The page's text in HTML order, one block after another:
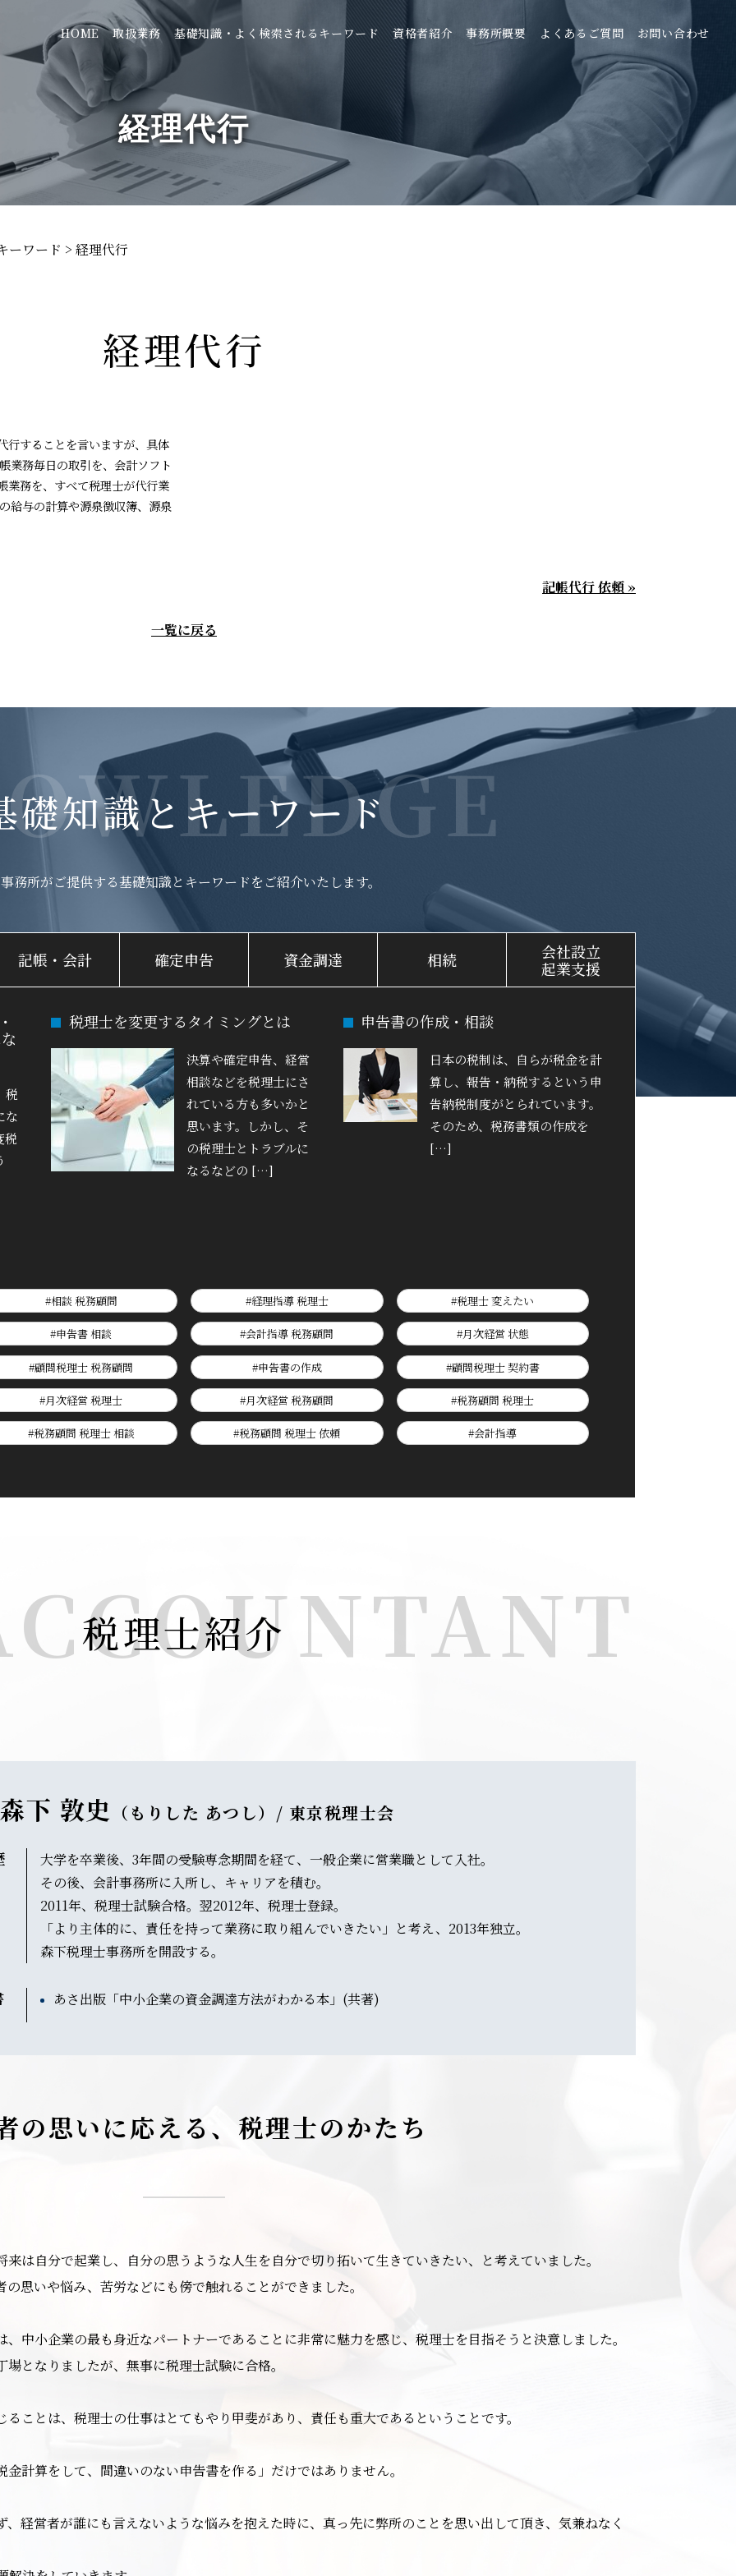
HOME 取扱業務 基礎知識・よく検索されるキーワード 資格者紹介 事務所概要 よくあるご質問 お問い合わせ
経理代行
ーワード > 経理代行
経理代行
行することを言いますが、具体
業務毎日の取引を、会計ソフト
業務を、すべて税理士が代行業
給与の計算や源泉徴収簿、源泉
記帳代行 依頼 »
一覧に戻る
礎知識とキーワード
務所がご提供する基礎知識と キーワードをご紹介いたします。
記帳・会計 確定申告 資金調達 相続
会社設立
起業支援
税
な
税
税理士を変更するタイミングとは
決算や確定申告、経営
相談などを税理士にさ
れている方も多いかと
思います。しかし、そ
の税理士とトラブルに
なるなどの […]
申告書の作成・相談
日本の税制は、自らが税金を計
算し、報告・納税するという申
告納税制度がとられています。
そのため、税務書類の作成を
[…]
#相談 税務顧問 #経理指導 税理士 #税理士 変えたい
#申告書 相談 #会計指導 税務顧問 #月次経営 状態
#顧問税理士 税務顧問 #申告書の作成 #顧問税理士 契約書
#月次経営 税理士 #月次経営 税務顧問 #税務顧問 税理士
#税務顧問 税理士 相談 #税務顧問 税理士 依頼 #会計指導
税理士紹介
森下 敦史 （もりした あつし）/ 東京税理士会
大学を卒業後、3年間の受験専念期間を経て、一般企業に営業職として入社。
その後、会計事務所に入所し、キャリアを積む。
2011年、税理士試験合格。翌2012年、税理士登録。
「より主体的に、責任を持って業務に取り組んでいきたい」と考え、2013年独立。
森下税理士事務所を開設する。
あさ出版「中小企業の資金調達方法がわかる本」(共著)
の思いに応える、 税理士のかたち
は自分で起業し、自分の思うような人生を自分で切り拓いて生きていきたい、と考えていました。
思いや悩み、苦労などにも傍で触れることができました。
中小企業の最も身近なパートナーであることに非常に魅力を感じ、税理士を目指そうと決意しました。
となりましたが、無事に税理士試験に合格。
ことは、税理士の仕事はとてもやり甲斐があり、責任も重大であるということです。
計算をして、間違いのない申告書を作る」だけではありません。
経営者が誰にも言えないような悩みを抱えた時に、真っ先に弊所のことを思い出して頂き、気兼ねなく